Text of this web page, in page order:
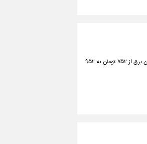
مدیرکل دفتر مدیریت انرژی و برنامه‌ریزی امور مشتریان شرکت تولید، انتقال و توزیع نیروی برق (توانیر) گفت: نرخ تأمین برق از ۷۵۲ تومان به ۹۵۲